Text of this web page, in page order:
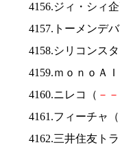
4156.ジィ・シィ
4157.トーメンデ
4158.シリコンス
4159.ｍｏｎｏＡ
4160.ニレコ（ － －
4161.フィーチャ（
4162.三井住友ト